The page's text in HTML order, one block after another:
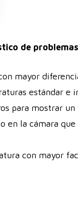
de problemas
mayor
estándar
para mostrar
en la cámara
con mayor